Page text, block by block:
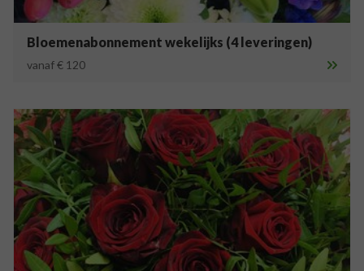
Bloemenabonnement wekelijks (4 leveringen)
vanaf € 120